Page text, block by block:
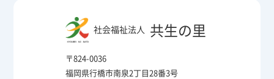
社会福祉法人 共生の里
〒824-0036
福岡県行橋市南泉2丁目28番3号